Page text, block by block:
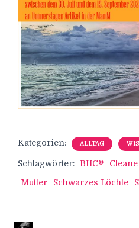
Kategorien: ALLTAG
Schlagwörter: BHC®
Mutter
Schwarzes Löchle